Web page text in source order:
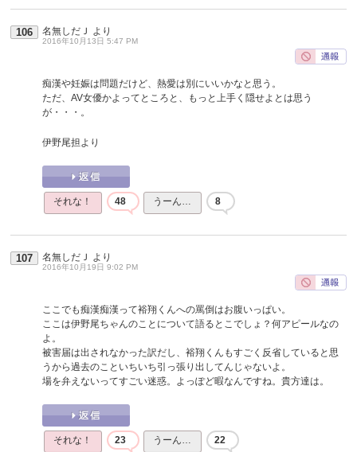
106 名無しだＪ より
2016年10月13日 5:47 PM
痴漢や妊娠は問題だけど、熱愛は別にいいかなと思う。
ただ、AV女優かよってところと、もっと上手く隠せよとは思う
が・・・。
伊野尾担より
それな！ 48 うーん… 8
107 名無しだＪ より
2016年10月19日 9:02 PM
ここでも痴漢痴漢って裕翔くんへの罵倒はお腹いっぱい。
ここは伊野尾ちゃんのことについて語るとこでしょ？何アピールなの
よ。
被害届は出されなかった訳だし、裕翔くんもすごく反省していると思
うから過去のこといちいち引っ張り出してんじゃないよ。
場を弁えないってすごい迷惑。よっぽど暇なんですね。貴方達は。
それな！ 23 うーん… 22